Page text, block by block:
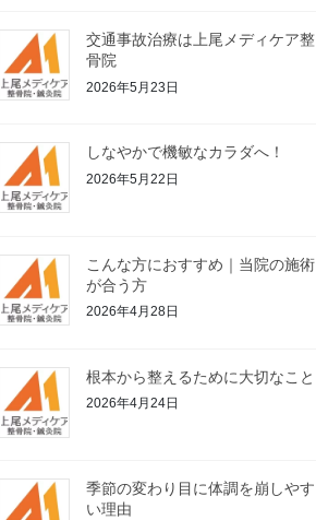
交通事故治療は上尾メディケア整
骨院
2026年5月23日
しなやかで機敏なカラダへ！
2026年5月22日
こんな方におすすめ｜当院の施術
が合う方
2026年4月28日
根本から整えるために大切なこと
2026年4月24日
季節の変わり目に体調を崩しやす
い理由